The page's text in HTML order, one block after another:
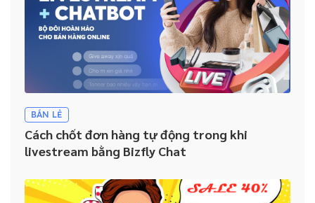
Hướng dẫn lựa chọn hệ thống CRM phù hợp cho doanh nghiệp
Nhân viên không sử dụng CRM: Đâu là giải pháp cho doanh
nghiệp?
BÁN LẺ
Cách chốt đơn hàng tự động trong khi
livestream bằng Bizfly Chat